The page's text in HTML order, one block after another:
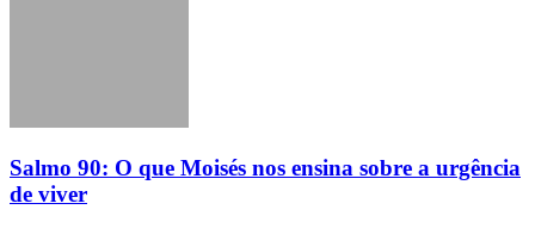
Salmo 90: O que Moisés nos ensina sobre a urgência
de viver